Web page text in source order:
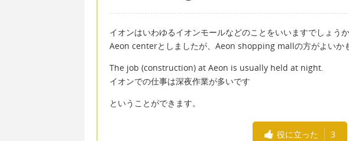
イオンはいわゆるイオンモールなどのことをいいますでしょう
Aeon centerとしましたが、Aeon shopping mallの方がよいか
The job (construction) at Aeon is usually held at night.
イオンでの仕事は深夜作業が多いです
ということができます。
役に立った 3